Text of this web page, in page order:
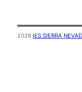
2026 IES SIERRA